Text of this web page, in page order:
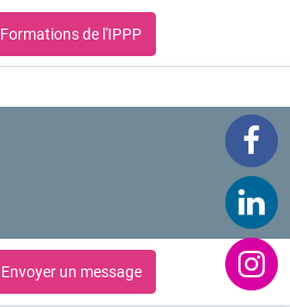
Formations de l'IPPP
Envoyer un message